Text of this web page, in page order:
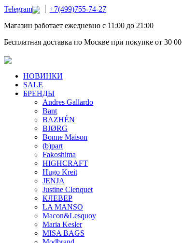
Telegram
+7(499)755-74-27
Магазин работает ежедневно с 11:00 до 21:00
Бесплатная доставка по Москве при покупке от 30
НОВИНКИ
SALE
БРЕНДЫ
Andres Gallardo
Bant
BAZHÉN
BJØRG
Bonne Maison
(b)part
Fakoshima
HIGHCRAFT
Hugo Kreit
JENJA
Justine Clenquet
КЛЕВЕР
LA MANSO
Macon&Lesquoy
Maria Kesler
MISA BAGS